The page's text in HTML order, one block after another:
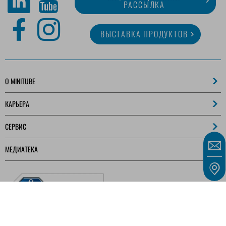
РАССЫЛКА
ВЫСТАВКА ПРОДУКТОВ
O MINITUBE
КАРЬЕРА
СЕРВИС
МЕДИАТЕКА